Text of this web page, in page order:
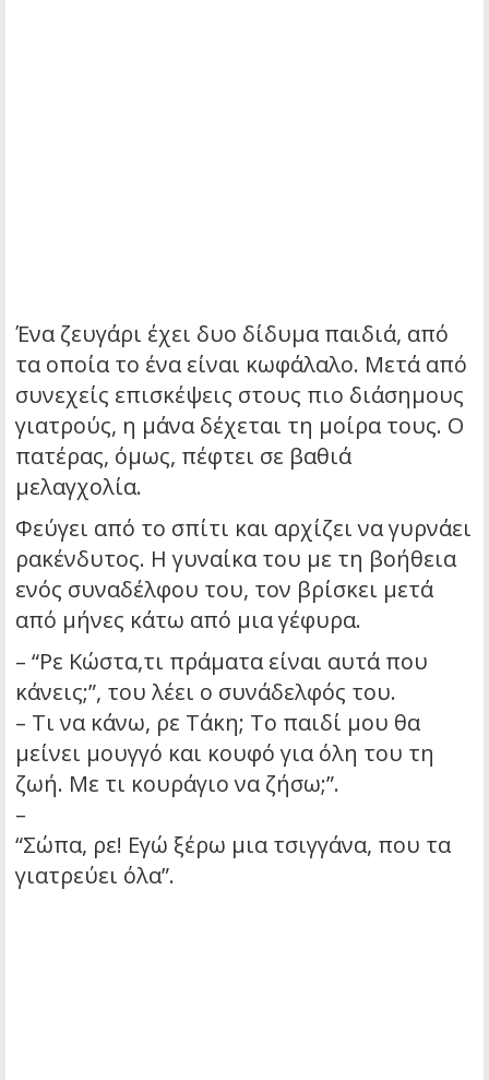
Ένα ζευγάρι έχει δυο δίδυμα παιδιά, από
τα οποία το ένα είναι κωφάλαλο. Μετά από
συνεχείς επισκέψεις στους πιο διάσημους
γιατρούς, η μάνα δέχεται τη μοίρα τους. Ο
πατέρας, όμως, πέφτει σε βαθιά
μελαγχολία.
Φεύγει από το σπίτι και αρχίζει να γυρνάει
ρακένδυτος. Η γυναίκα του με τη βοήθεια
ενός συναδέλφου του, τον βρίσκει μετά
από μήνες κάτω από μια γέφυρα.
– “Ρε Κώστα,τι πράματα είναι αυτά που
κάνεις;”, του λέει ο συνάδελφός του.
– Τι να κάνω, ρε Τάκη; Το παιδί μου θα
μείνει μουγγό και κουφό για όλη του τη
ζωή. Με τι κουράγιο να ζήσω;”.
–
“Σώπα, ρε! Εγώ ξέρω μια τσιγγάνα, που τα
γιατρεύει όλα”.